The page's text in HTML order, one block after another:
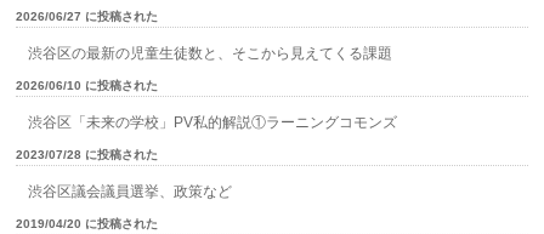
2026/06/27 に投稿された
渋谷区の最新の児童生徒数と、そこから見えてくる課題
2026/06/10 に投稿された
渋谷区「未来の学校」PV私的解説①ラーニングコモンズ
2023/07/28 に投稿された
渋谷区議会議員選挙、政策など
2019/04/20 に投稿された